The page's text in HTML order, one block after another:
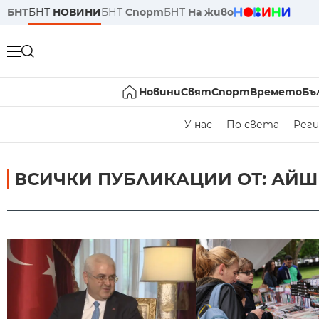
БНТБНТ НОВИНИБНТ СпортБНТ На живо
НовиниСвятСпортВремето
У нас По света
ВСИЧКИ ПУБЛИКАЦИИ ОТ: